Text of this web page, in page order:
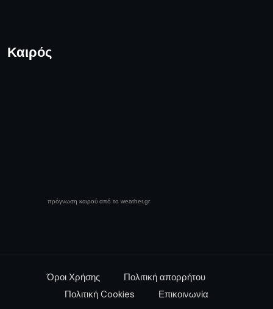
Καιρός
πρόγνωση καιρού από το weather.gr
Όροι Χρήσης
Πολιτική απορρήτου
Πολιτική Cookies
Επικοινωνία